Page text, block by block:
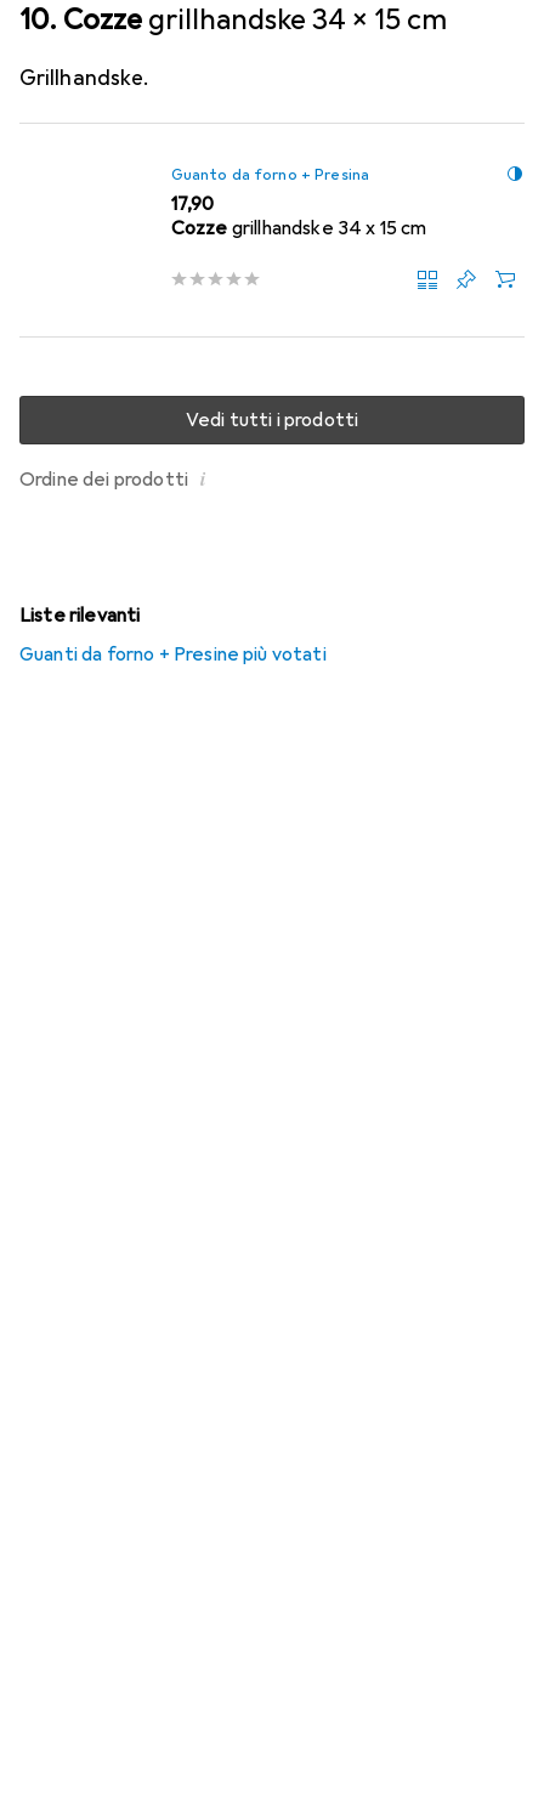
10. Cozze grillhandske 34 x 15 cm
Grillhandske.
Guanto da forno + Presina
EUR
17,90
Cozze grillhandske 34 x 15 cm
Ordine dei prodotti i
Vedi tutti i prodotti
Liste rilevanti
Guanti da forno + Presine più votati